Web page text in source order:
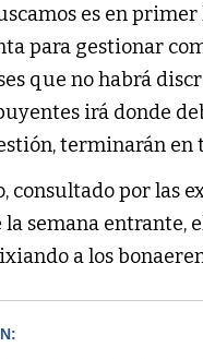
es en
para gestionar
que no habrá
irá donde
terminarán en
consultado por las
la semana entrante,
a los